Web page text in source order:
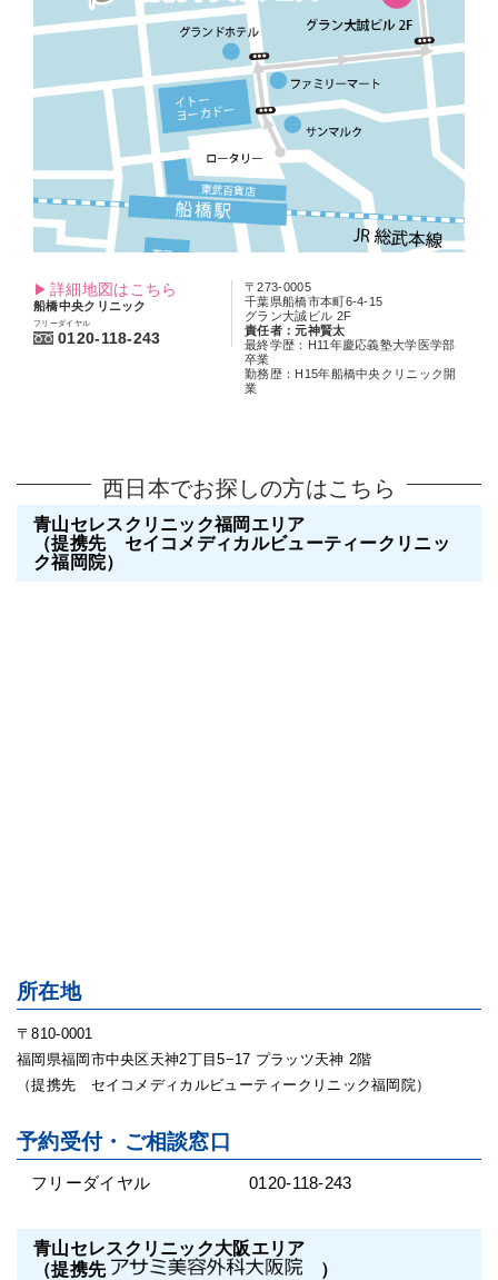
詳細地図はこちら
船橋中央クリニック
フリーダイヤル
0120-118-243
〒273-0005
千葉県船橋市本町6-4-15
グラン大誠ビル 2F
責任者：元神賢太
最終学歴：H11年慶応義塾大学医学部
卒業
勤務歴：H15年船橋中央クリニック開
業
西日本でお探しの方はこちら
青山セレスクリニック福岡エリア
（提携先 セイコメディカルビューティークリニッ
ク福岡院）
所在地
〒810-0001
福岡県福岡市中央区天神2丁目5−17 プラッツ天神 2階
（提携先 セイコメディカルビューティークリニック福岡院）
予約受付・ご相談窓口
フリーダイヤル 0120-118-243
青山セレスクリニック大阪エリア
（提携先
）